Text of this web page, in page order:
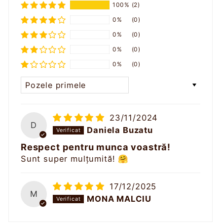
100% (2)
0%
(0)
0%
(0)
0%
(0)
0%
(0)
SORT BY
D
23/11/2024
Daniela Buzatu
Respect pentru munca voastră!
Sunt super mulțumită! 🤗
M
17/12/2025
MONA MALCIU